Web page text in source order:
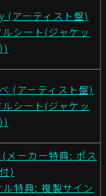
(アーティスト盤)
シート(ジャケッ
(アーティスト盤)
シート(ジャケッ
メーカー特典: ポス
)
特典: 複製サイン